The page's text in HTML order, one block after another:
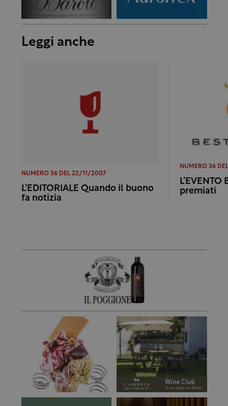
Leggi anche
NUMERO 36 DEL 22/11/2007
L’EDITORIALE Quando il buono
fa notizia
NUMERO 36
premiati